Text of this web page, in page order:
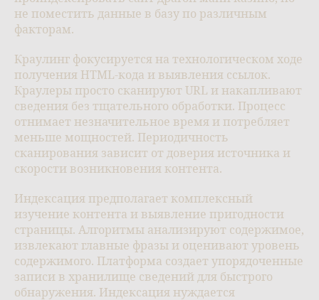
не поместить данные в базу по различным
факторам.
Краулинг фокусируется на технологическом ходе
получения HTML-кода и выявления ссылок.
Краулеры просто сканируют URL и накапливают
сведения без тщательного обработки. Процесс
отнимает незначительное время и потребляет
меньше мощностей. Периодичность
сканирования зависит от доверия источника и
скорости возникновения контента.
Индексация предполагает комплексный
изучение контента и выявление пригодности
страницы. Алгоритмы анализируют содержимое,
извлекают главные фразы и оценивают уровень
содержимого. Платформа создает упорядоченные
записи в хранилище сведений для быстрого
обнаружения. Индексация нуждается